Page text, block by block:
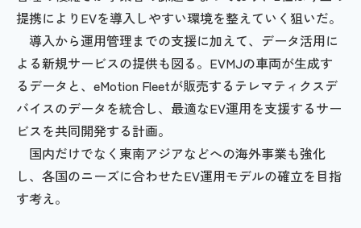
提携によりEVを導入しやすい環境を整えていく狙いだ。
導入から運用管理までの支援に加えて、データ活用に
よる新規サービスの提供も図る。EVMJの車両が生成す
るデータと、eMotion Fleetが販売するテレマティクスデ
バイスのデータを統合し、最適なEV運用を支援するサー
ビスを共同開発する計画。
国内だけでなく東南アジアなどへの海外事業も強化
し、各国のニーズに合わせたEV運用モデルの確立を目指
す考え。